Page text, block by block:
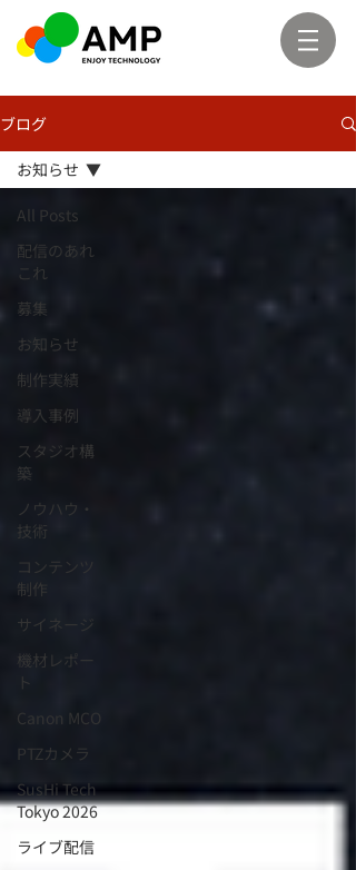
ブログ
All Posts
配信のあれ
これ
募集
お知らせ
制作実績
導入事例
スタジオ構
築
ノウハウ・
技術
コンテンツ
制作
サイネージ
機材レポー
ト
Canon MCO
PTZカメラ
SusHi Tech
Tokyo 2026
ライブ配信
お知らせ